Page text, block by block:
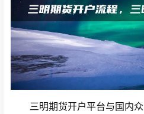
三明期货开户平台与国内众